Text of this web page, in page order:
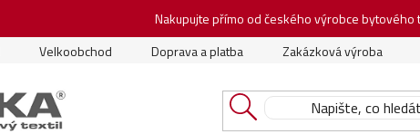
Nakupujte přímo od českého výrobce bytového
Velkoobchod Doprava a platba Zakázková výroba